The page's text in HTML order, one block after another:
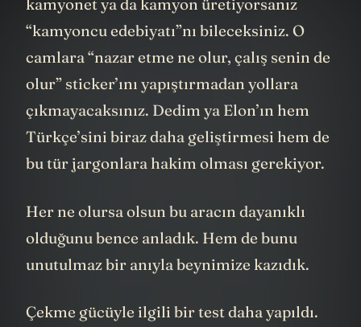
kamyonet ya da kamyon üretiyorsanız
“kamyoncu edebiyatı”nı bileceksiniz. O
camlara “nazar etme ne olur, çalış senin de
olur” sticker’ını yapıştırmadan yollara
çıkmayacaksınız. Dedim ya Elon’ın hem
Türkçe’sini biraz daha geliştirmesi hem de
Her ne olursa olsun bu aracın dayanıklı
olduğunu bence anladık. Hem de bunu